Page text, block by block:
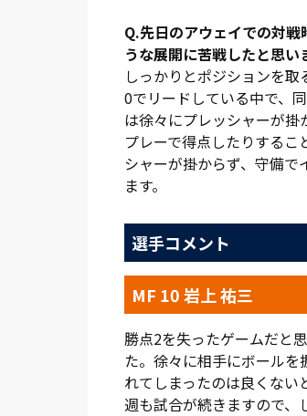
次の試合は中3日で行われ
曜日の湘南戦とアウェイ
っている人のためにも、
(総評:岩本勝暁／写真:早草
Q.先日のアウェイでの対
うな展開に苦戦したと思い
しっかりとポジションを
0でリードしている中で、
は徐々にプレッシャーが
プレーで得点したりする
シャーが掛からず、守備
ます。
選手コメント
MF 10 岩上 祐三
勝点2を失ったゲームだと
た。徐々に相手にボール
れてしまったのは良くない
週も試合が続きますので、